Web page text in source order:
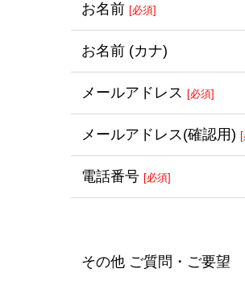
お名前 [必須]
お名前 (カナ)
メールアドレス [必須]
メールアドレス(確認用)
電話番号 [必須]
その他 ご質問・ご要望